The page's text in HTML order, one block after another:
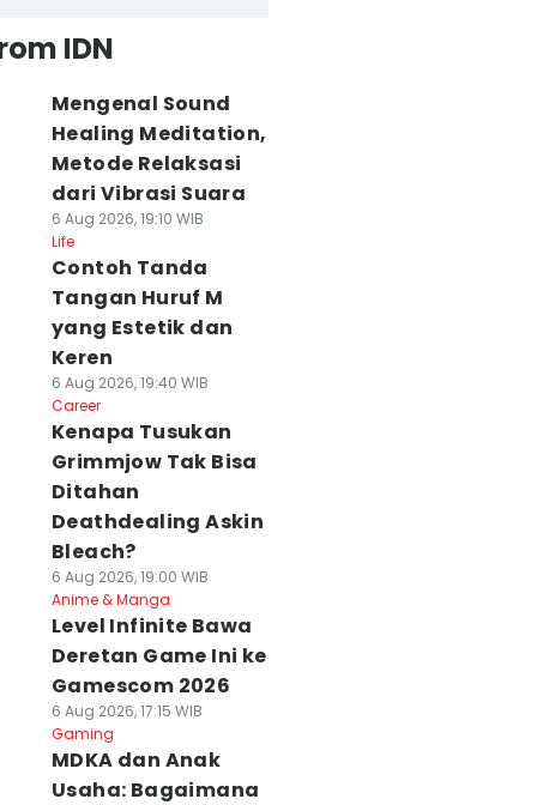
IDN
Mengenal Sound
Healing Meditation,
Metode Relaksasi
dari Vibrasi Suara
6 Aug 2026, 19:10 WIB
Life
Contoh Tanda
Tangan Huruf M
yang Estetik dan
Keren
6 Aug 2026, 19:40 WIB
Career
Kenapa Tusukan
Grimmjow Tak Bisa
Ditahan
Deathdealing Askin
Bleach?
6 Aug 2026, 19:00 WIB
Anime & Manga
Level Infinite Bawa
Deretan Game Ini ke
Gamescom 2026
6 Aug 2026, 17:15 WIB
Gaming
MDKA dan Anak
Usaha: Bagaimana